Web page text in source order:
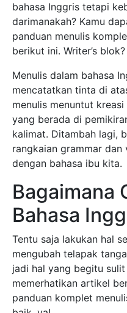
bahasa Inggris tetapi
darimanakah? Kamu
panduan menulis
berikut ini. Writer’s
Menulis dalam bahasa
mencatatkan tinta di
menulis menuntut
yang berada di
kalimat. Ditambah lagi,
rangkaian grammar
dengan bahasa ibu kita.
Bagaimana
Bahasa
Tentu saja lakukan hal
mengubah telapak
jadi hal yang begitu sulit
memerhatikan artikel
panduan komplet